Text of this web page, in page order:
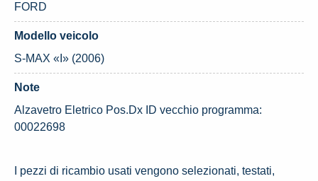
FORD
Modello veicolo
S-MAX «I» (2006)
Note
Alzavetro Eletrico Pos.Dx ID vecchio programma:
00022698
I pezzi di ricambio usati vengono selezionati, testati,